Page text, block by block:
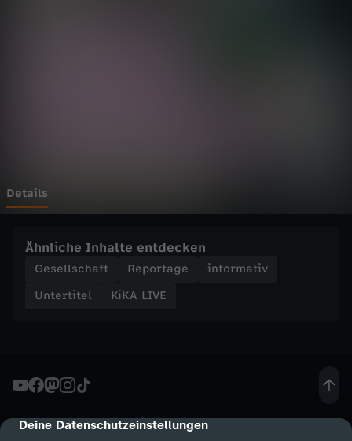
cmp-dialog-description
Deine Datenschutzeinstellungen
n
H
o
y
:
Details
Ähnliche Inhalte entdecken
Gesellschaft Reportage
informativ
Untertitel
KiKA LIVE